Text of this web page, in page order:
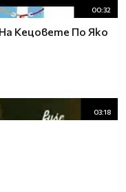
00:32
Кецовете По Яко
03:18